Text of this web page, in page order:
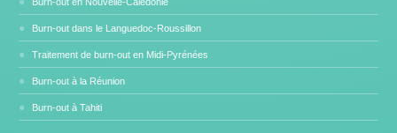
Burn-out dans le Languedoc-Roussillon
Traitement de burn-out en Midi-Pyrénées
Burn-out à la Réunion
Burn-out à Tahiti